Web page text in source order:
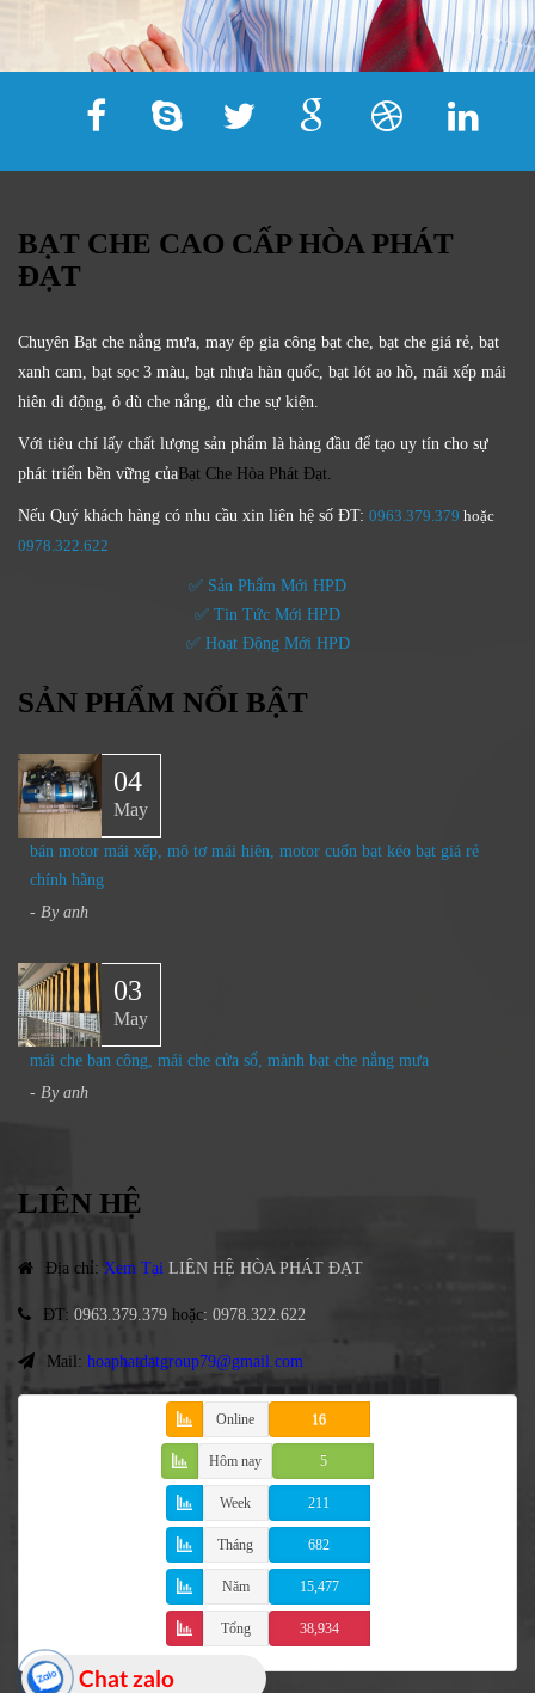
BẠT CHE CAO CẤP HÒA PHÁT
ĐẠT
Chuyên Bạt che nắng mưa, may ép gia công bạt che, bạt che giá rẻ, bạt
xanh cam, bạt sọc 3 màu, bạt nhựa hàn quốc, bạt lót ao hồ, mái xếp mái
hiên di động, ô dù che nắng, dù che sự kiện.
Với tiêu chí lấy chất lượng sản phẩm là hàng đầu để tạo uy tín cho sự
phát triển bền vững của Bạt Che Hòa Phát Đạt.
Nếu Quý khách hàng có nhu cầu xin liên hệ số ĐT: 0963.379.379 hoặc
0978.322.622
✅ Sản Phẩm Mới HPD
✅ Tin Tức Mới HPD
✅ Hoạt Động Mới HPD
SẢN PHẨM NỔI BẬT
04
May
bán motor mái xếp, mô tơ mái hiên, motor cuốn bạt kéo bạt giá rẻ
chính hãng
- By anh
03
May
mái che ban công, mái che cửa sổ, mành bạt che nắng mưa
- By anh
LIÊN HỆ
Địa chỉ: Xem Tại LIÊN HỆ HÒA PHÁT ĐẠT
ĐT: 0963.379.379 hoặc: 0978.322.622
Mail: hoaphatdatgroup79@gmail.com
Online 16
Hôm nay 5
Week 211
Tháng 682
Năm 15,477
Tổng 38,934
Chat zalo